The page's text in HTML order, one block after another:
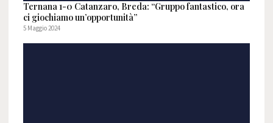
Ternana 1-0 Catanzaro, Breda: “Gruppo fantastico, ora
ci giochiamo un’opportunità”
5 Maggio 2024